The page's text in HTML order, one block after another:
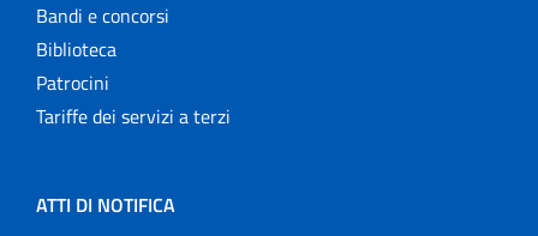
Bandi e concorsi
Biblioteca
Patrocini
Tariffe dei servizi a terzi
ATTI DI NOTIFICA